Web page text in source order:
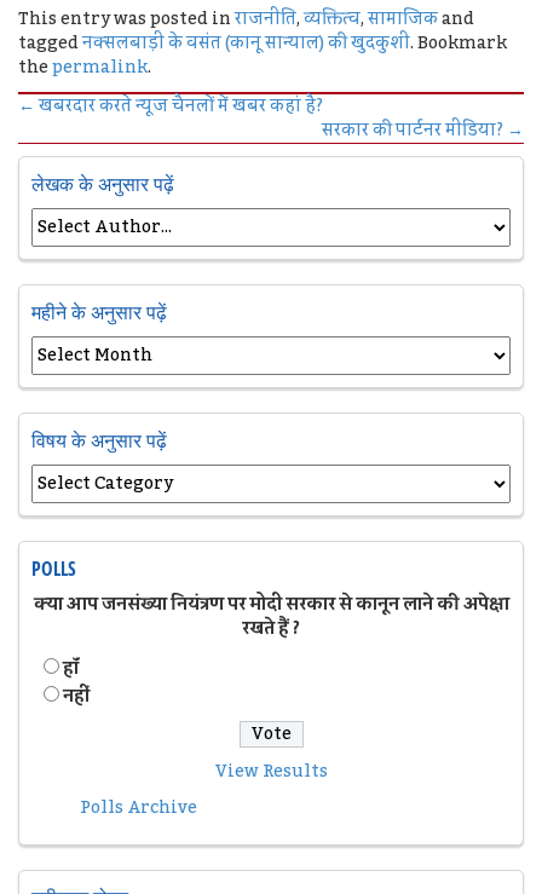
This entry was posted inराजनीति,व्यक्तित्व,सामाजिकand
taggedनक्सलबाड़ी के वसंत (कानू सान्याल) की खुदकुशी. Bookmark
thepermalink.
←खबरदार करते न्यूज चैनलों में खबर कहां है?
सरकार की पार्टनर मीडिया? →
लेखक के अनुसार पढ़ें
महीने के अनुसार पढ़ें
विषय के अनुसार पढ़ें
POLLS
क्या आप जनसंख्या नियंत्रण पर मोदी सरकार से कानून लाने की अपेक्षा
रखते हैं ?
हॉं
नहीं
View Results
Polls Archive